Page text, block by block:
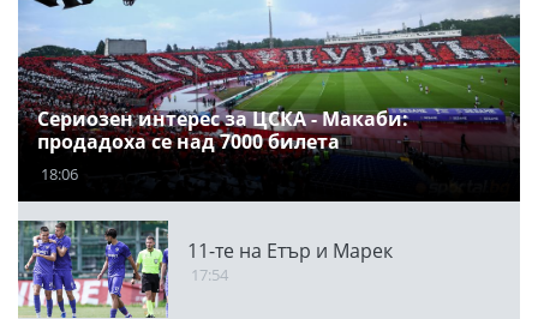
Сериозен интерес за ЦСКА - Макаби:
продадоха се над 7000 билета
18:06
11-те на Етър и Марек
17:54